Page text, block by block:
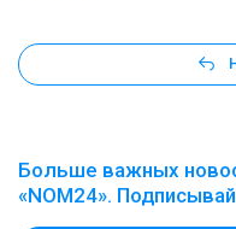
Больше важных
«NOM24».